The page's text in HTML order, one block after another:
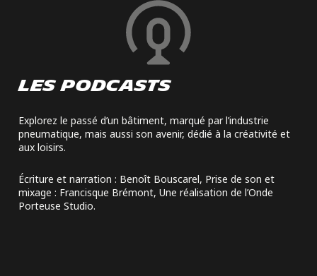
Les podcasts
Explorez le passé d’un bâtiment, marqué par l’industrie
pneumatique, mais aussi son avenir, dédié à la créativité et
aux loisirs.
Écriture et narration : Benoît Bouscarel, Prise de son et
mixage : Francisque Brémont, Une réalisation de l’Onde
Porteuse Studio.